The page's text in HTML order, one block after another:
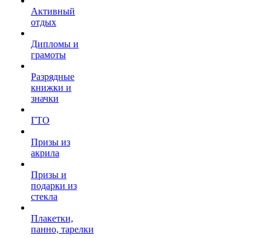
Активный
отдых
Дипломы и
грамоты
Разрядные
книжки и
значки
ГТО
Призы из
акрила
Призы и
подарки из
стекла
Плакетки,
панно, тарелки